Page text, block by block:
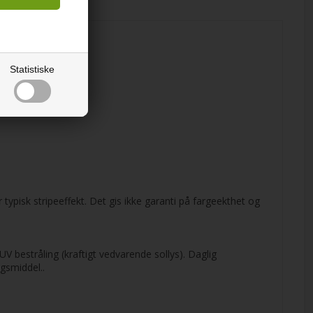
Statistiske
stripeeffekt. Det gis ikke garanti på fargeekthet og
bestråling (kraftigt vedvarende sollys). Daglig